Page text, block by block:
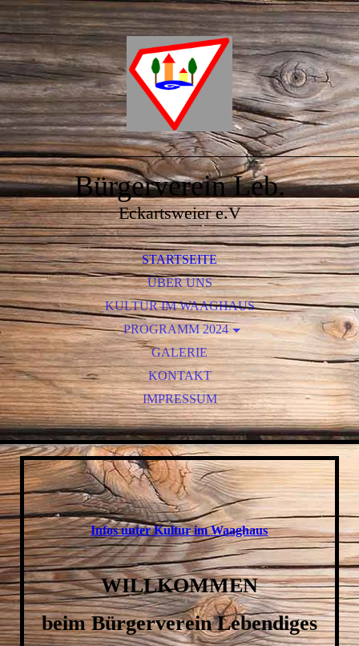
Bürgerverein Leb.
Eckartsweier e.V
STARTSEITE
ÜBER UNS
KULTUR IM WAAGHAUS
PROGRAMM 2024
MARIANNE SCHÄTZLE
PETER LÖHMANN - KINDERVERANSTALTUNG
PETER LÖHMANN
WERNER KOCZWARA
JUNGE JUNGE!
JUSTUS KRUX
GALERIE
KONTAKT
IMPRESSUM
Infos unter Kultur im Waaghaus
WILLKOMMEN
beim Bürgerverein Lebendiges